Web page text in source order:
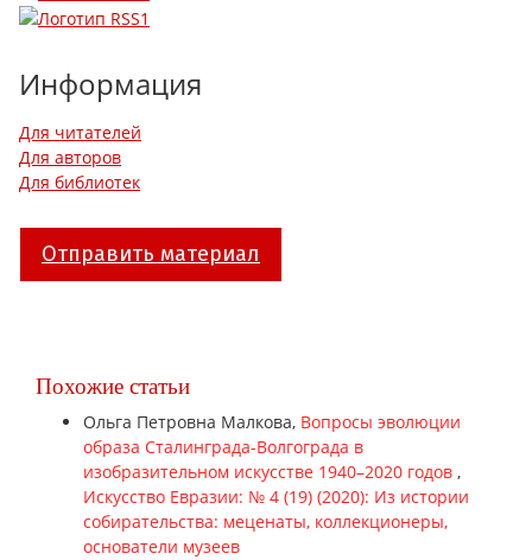
Информация
Для читателей
Для авторов
Для библиотек
Отправить материал
Похожие статьи
Ольга Петровна Малкова, Вопросы эволюции
образа Сталинграда-Волгограда в
изобразительном искусстве 1940–2020 годов ,
Искусство Евразии: № 4 (19) (2020): Из истории
собирательства: меценаты, коллекционеры,
основатели музеев